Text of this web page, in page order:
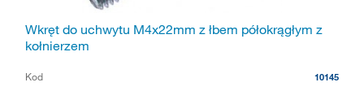
Wkręt do uchwytu M4x22mm z łbem półokrągłym z
kołnierzem
Kod 10145